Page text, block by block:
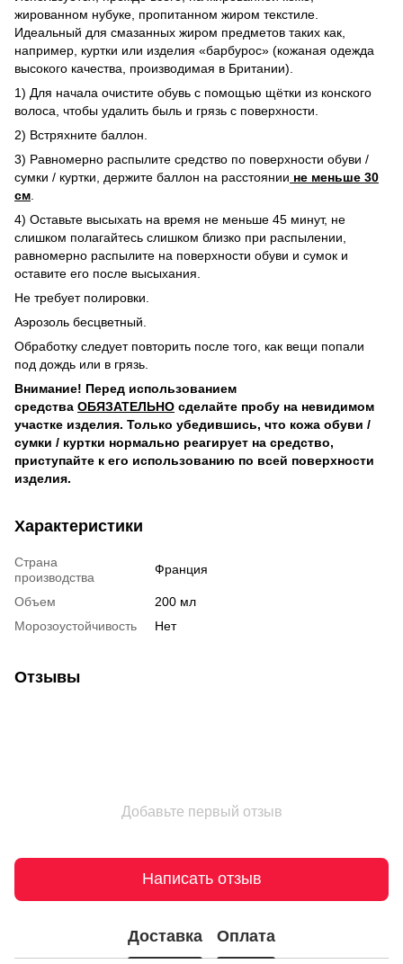
жированном нубуке, пропитанном жиром текстиле.
Идеальный для смазанных жиром предметов таких как,
например, куртки или изделия «барбурос» (кожаная одежда
высокого качества, производимая в Британии).
1) Для начала очистите обувь с помощью щётки из конского
волоса, чтобы удалить быль и грязь с поверхности.
2) Встряхните баллон.
3) Равномерно распылите средство по поверхности обуви /
сумки / куртки, держите баллон на расстоянии не меньше 30
см
4) Оставьте высыхать на время не меньше 45 минут, не
слишком полагайтесь слишком близко при распылении,
равномерно распылите на поверхности обуви и сумок и
оставите его после высыхания.
Не требует полировки.
Аэрозоль бесцветный.
Обработку следует повторить после того, как вещи попали
под дождь или в грязь.
Внимание! Перед использованием
средства ОБЯЗАТЕЛЬНО сделайте пробу на невидимом
участке изделия. Только убедившись, что кожа обуви /
сумки / куртки нормально реагирует на средство,
приступайте к его использованию по всей поверхности
изделия.
Характеристики
Страна
производства
Франция
Объем
200 мл
Морозоустойчивость
Нет
Отзывы
Добавьте первый отзыв
Написать отзыв
Доставка Оплата